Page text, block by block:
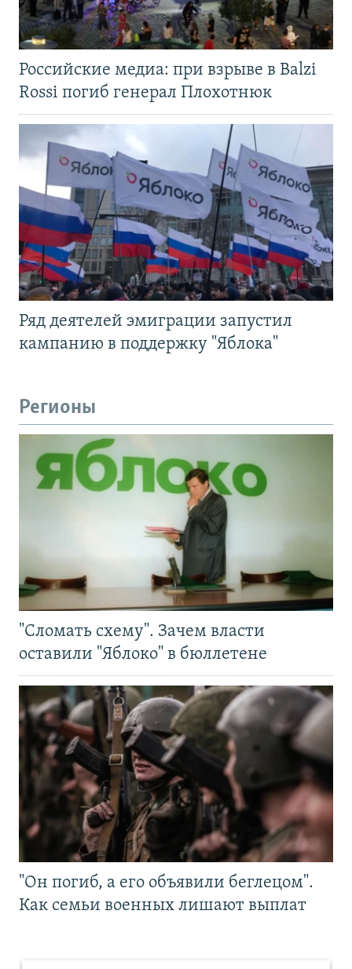
Российские медиа: при взрыве в Balzi
Rossi погиб генерал Плохотнюк
Ряд деятелей эмиграции запустил
кампанию в поддержку "Яблока"
Регионы
"Сломать схему". Зачем власти
оставили "Яблоко" в бюллетене
"Он погиб, а его объявили беглецом".
Как семьи военных лишают выплат